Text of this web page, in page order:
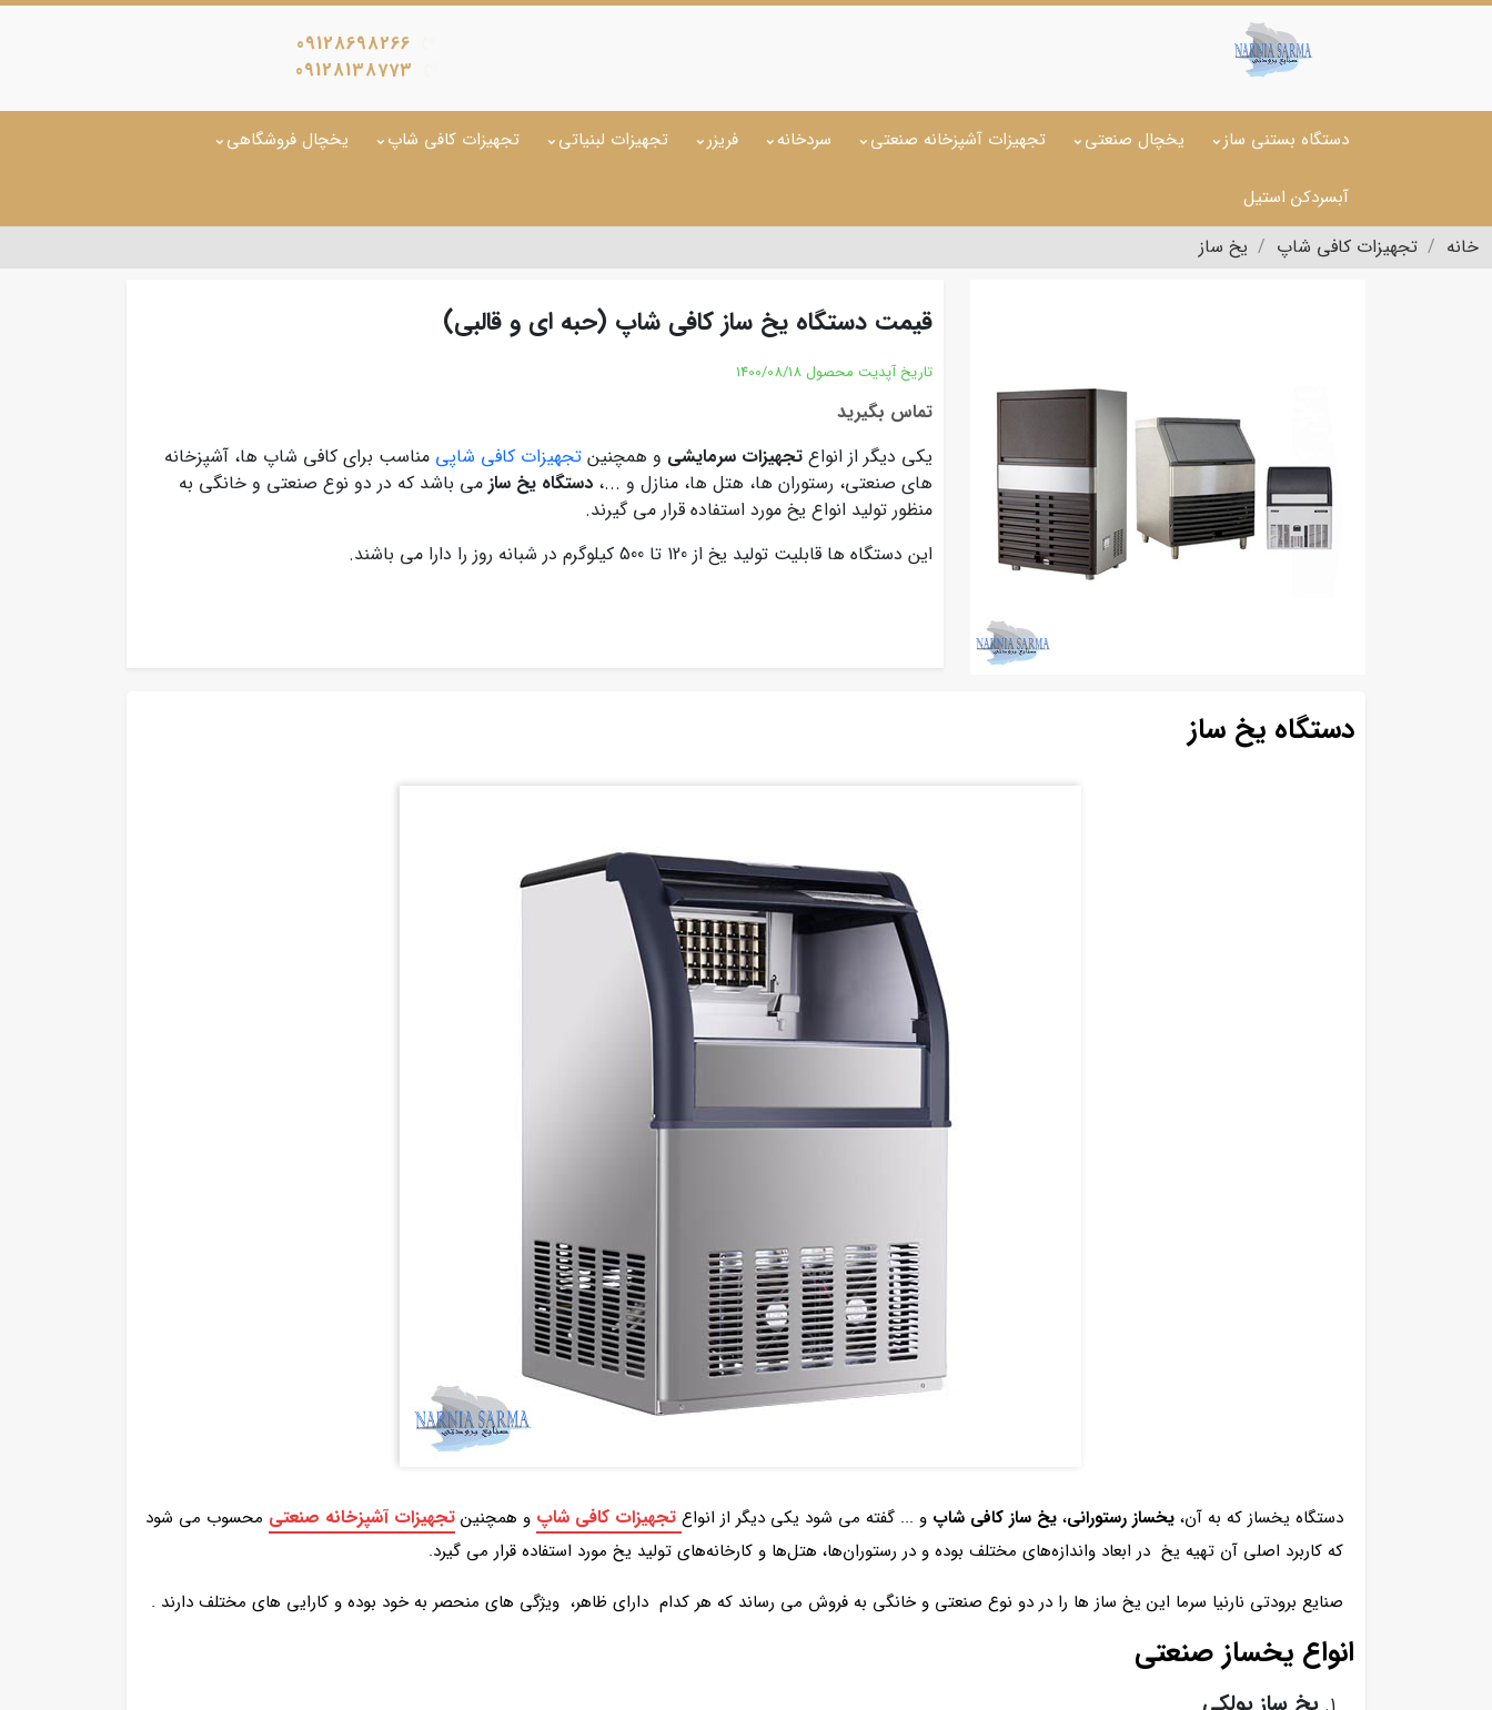
09128698266
09128138773
دستگاه بستنی ساز یخچال صنعتی تجهیزات آشپزخانه صنعتی سردخانه فریزر تجهیزات لبنیاتی تجهیزات کافی شاپ یخچال فروشگاهی
آبسردکن استیل
خانه تجهیزات کافی شاپ یخ ساز
قیمت دستگاه یخ ساز کافی شاپ (حبه ای و قالبی)
تاریخ آپدیت محصول 1400/08/18
تماس بگیرید
یکی دیگر از انواع تجهیزات سرمایشی و همچنین تجهیزات کافی شاپی مناسب برای کافی شاپ ها، آشپزخانه
های صنعتی، رستوران ها، هتل ها، منازل و ...، دستگاه یخ ساز می باشد که در دو نوع صنعتی و خانگی به
منظور تولید انواع یخ مورد استفاده قرار می گیرند.
این دستگاه ها قابلیت تولید یخ از 120 تا 500 کیلوگرم در شبانه روز را دارا می باشند.
دستگاه یخ ساز
دستگاه یخساز که به آن، یخساز رستورانی، یخ ساز کافی شاپ و ... گفته می شود یکی دیگر از انواع تجهیزات کافی شاپ و همچنین تجهیزات آشپزخانه صنعتی محسوب می شود
که کاربرد اصلی آن تهیه یخ در ابعاد واندازه‌های مختلف بوده و در رستوران‌ها، هتل‌ها و کارخانه‌های تولید یخ مورد استفاده قرار می گیرد.
صنایع برودتی نارنیا سرما این یخ ساز ها را در دو نوع صنعتی و خانگی به فروش می رساند که هر کدام دارای ظاهر، ویژگی های منحصر به خود بوده و کارایی های مختلف دارند .
انواع یخساز صنعتی